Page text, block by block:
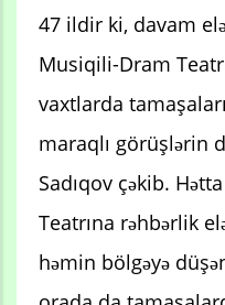
47 ildir ki, davam
Musiqili-Dram
vaxtlarda
maraqlı görüşlərin
Sadıqov çəkib.
Teatrına rəhbərlik
həmin bölgəyə